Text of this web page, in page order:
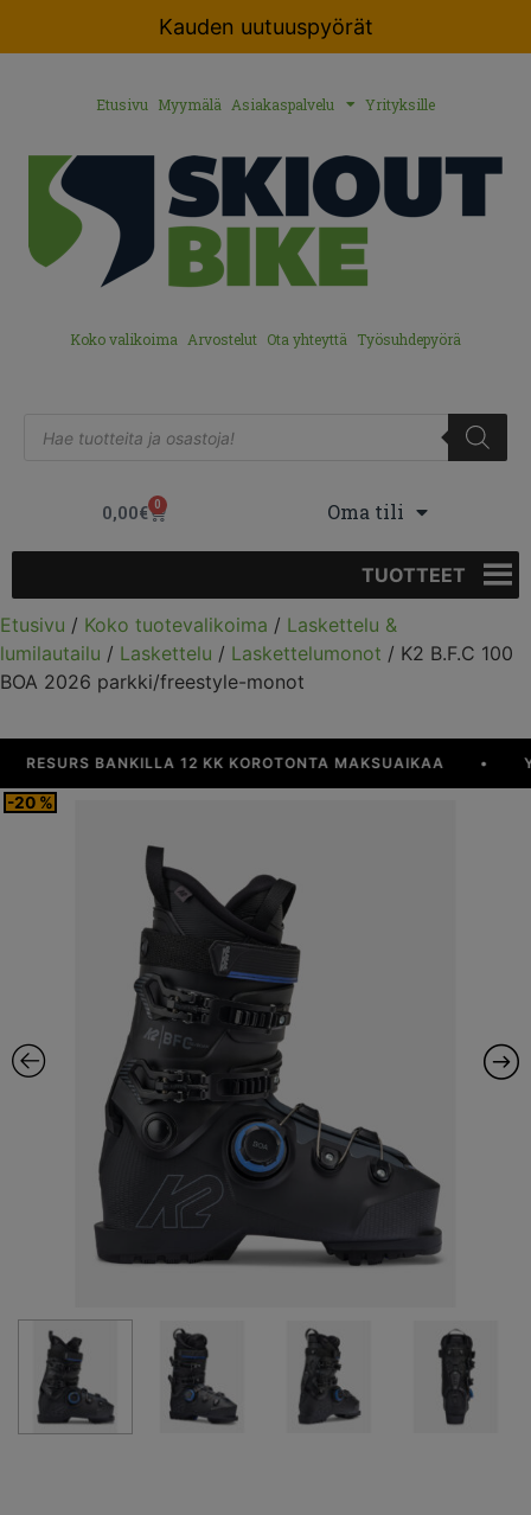
Kauden uutuuspyörät
Etusivu Myymälä Asiakaspalvelu Yrityksille
Koko valikoima Arvostelut Ota yhteyttä Työsuhdepyörä
0,00€ 0 Oma tili
TUOTTEET
Etusivu / Koko tuotevalikoima / Laskettelu &
lumilautailu / Laskettelu / Laskettelumonot / K2 B.F.C 100
BOA 2026 parkki/freestyle-monot
BANKILLA 12 KK KOROTONTA MAKSUAIKAA • YLI
-20 %